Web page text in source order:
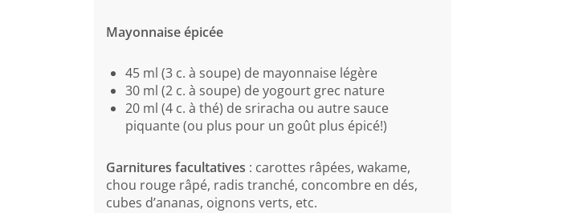
Mayonnaise épicée
45 ml (3 c. à soupe) de mayonnaise légère
30 ml (2 c. à soupe) de yogourt grec nature
20 ml (4 c. à thé) de sriracha ou autre sauce
piquante (ou plus pour un goût plus épicé!)
Garnitures facultatives : carottes râpées, wakame,
chou rouge râpé, radis tranché, concombre en dés,
cubes d’ananas, oignons verts, etc.